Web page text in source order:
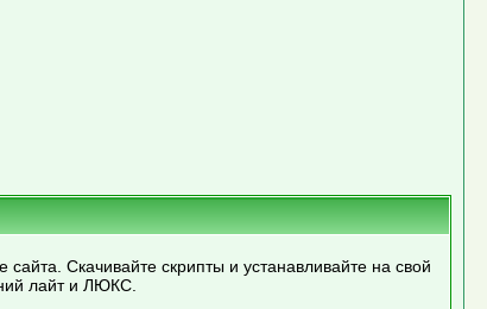
Скачивайте скрипты и устанавливайте на свой
лайт и ЛЮКС.